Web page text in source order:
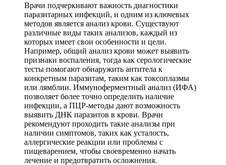
Врачи подчеркивают важность диагностики
паразитарных инфекций, и одним из ключевых
методов является анализ крови. Существуют
различные виды таких анализов, каждый из
которых имеет свои особенности и цели.
Например, общий анализ крови может выявить
признаки воспаления, тогда как серологические
тесты помогают обнаружить антитела к
конкретным паразитам, таким как токсоплазмы
или лямблии. Иммуноферментный анализ (ИФА)
позволяет более точно определить наличие
инфекции, а ПЦР-методы дают возможность
выявить ДНК паразитов в крови. Врачи
рекомендуют проходить такие анализы при
наличии симптомов, таких как усталость,
аллергические реакции или проблемы с
пищеварением, чтобы своевременно начать
лечение и предотвратить осложнения.